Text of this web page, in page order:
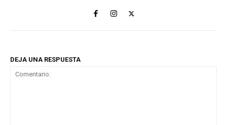
DEJA UNA RESPUESTA